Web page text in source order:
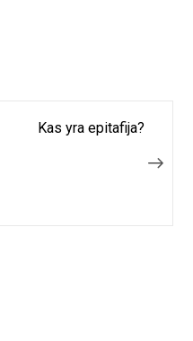
Kas yra epitafija?